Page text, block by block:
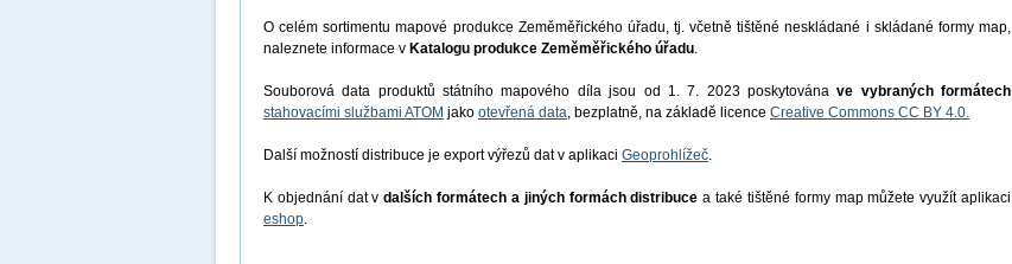
O celém sortimentu mapové produkce Zeměměřického úřadu, tj. včetně tištěné neskládané i skládané formy map,
naleznete informace v Katalogu produkce Zeměměřického úřadu.
Souborová data produktů státního mapového díla jsou od 1. 7. 2023 poskytovánave vybraných formátech
stahovacími službami ATOM jako otevřená data, bezplatně, na základě licence Creative Commons CC BY 4.0.
Další možností distribuce je export výřezů dat v aplikaci Geoprohlížeč.
K objednání dat vdalších formátech a jiných formách distribuce a také tištěné formy map můžete využít aplikaci
eshop.